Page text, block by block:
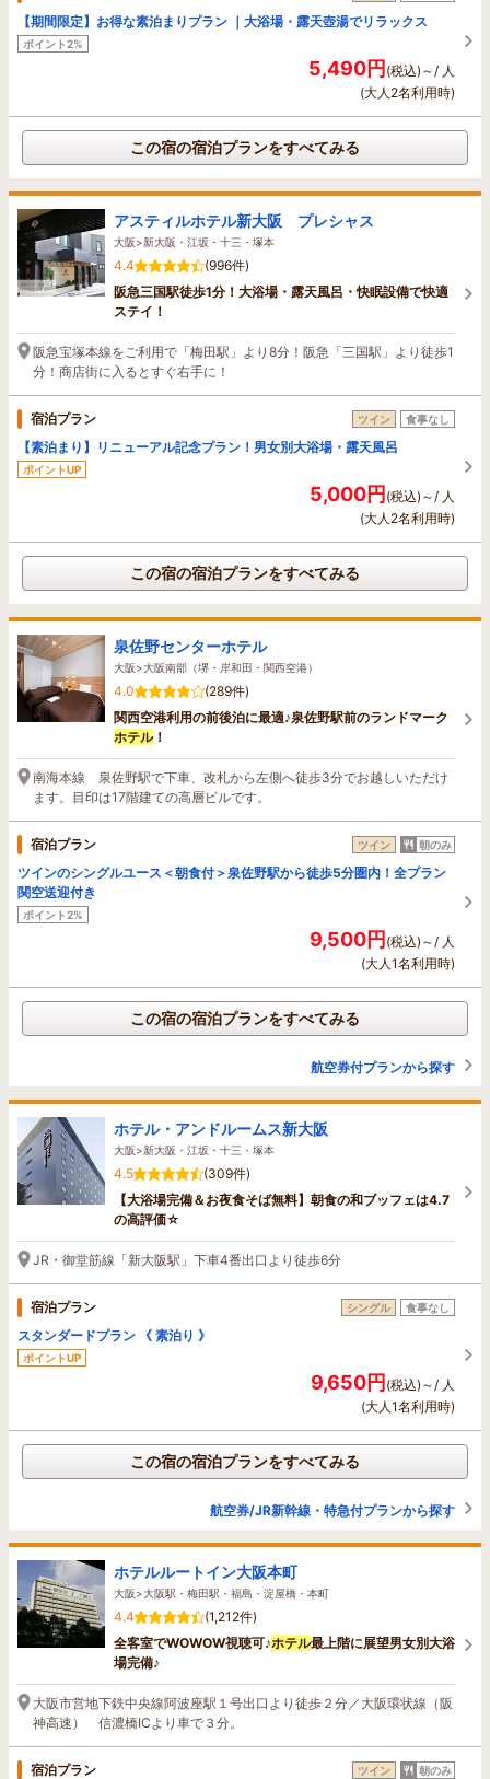
【期間限定】お得な素泊まりプラン ｜大浴場・露天壺湯でリラックス
ポイント2%
5,490円(税込)～/ 人
(大人2名利用時)
この宿の宿泊プランをすべてみる
アスティルホテル新大阪 プレシャス
大阪>新大阪・江坂・十三・塚本
4.4
(996件)
阪急三国駅徒歩1分！大浴場・露天風呂・快眠設備で快適
ステイ！
阪急宝塚本線をご利用で「梅田駅」より8分！阪急「三国駅」より徒歩1
分！商店街に入るとすぐ右手に！
宿泊プラン ツイン 食事なし
【素泊まり】リニューアル記念プラン！男女別大浴場・露天風呂
ポイントUP
5,000円(税込)～/ 人
(大人2名利用時)
この宿の宿泊プランをすべてみる
泉佐野センターホテル
大阪>大阪南部（堺・岸和田・関西空港）
4.0
(289件)
関西空港利用の前後泊に最適♪泉佐野駅前のランドマーク
ホテル！
南海本線 泉佐野駅で下車、改札から左側へ徒歩3分でお越しいただけ
ます。目印は17階建ての高層ビルです。
宿泊プラン ツイン 朝のみ
ツインのシングルユース＜朝食付＞泉佐野駅から徒歩5分圏内！全プラン
関空送迎付き
ポイント2%
9,500円(税込)～/ 人
(大人1名利用時)
この宿の宿泊プランをすべてみる
航空券付プランから探す
ホテル・アンドルームス新大阪
大阪>新大阪・江坂・十三・塚本
4.5
(309件)
【大浴場完備＆お夜食そば無料】朝食の和ブッフェは4.7
の高評価☆
JR・御堂筋線「新大阪駅」下車4番出口より徒歩6分
宿泊プラン シングル 食事なし
スタンダードプラン 《 素泊り 》
ポイントUP
9,650円(税込)～/ 人
(大人1名利用時)
この宿の宿泊プランをすべてみる
航空券/JR新幹線・特急付プランから探す
ホテルルートイン大阪本町
大阪>大阪駅・梅田駅・福島・淀屋橋・本町
4.4
(1,212件)
全客室でWOWOW視聴可♪ホテル最上階に展望男女別大浴
場完備♪
大阪市営地下鉄中央線阿波座駅１号出口より徒歩２分／大阪環状線（阪
神高速） 信濃橋ICより車で３分。
宿泊プラン ツイン 朝のみ